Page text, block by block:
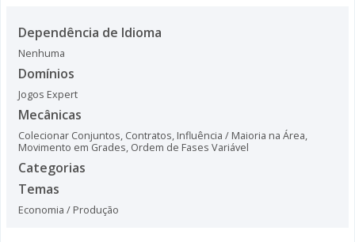
Dependência de Idioma
Nenhuma
Domínios
Jogos Expert
Mecânicas
Colecionar Conjuntos, Contratos, Influência / Maioria na Área,
Movimento em Grades, Ordem de Fases Variável
Categorias
Temas
Economia / Produção